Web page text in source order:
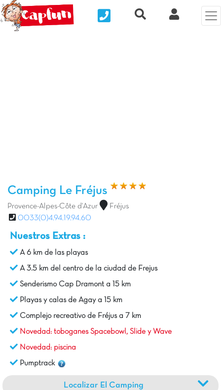
Nous contacterRecherche rapide
Mi
Camping Le Fréjus
Provence-Alpes-Côte d'Azur
Fréjus
0033(0)4.94.19.94.60
Nuestros Extras :
A 6 km de las playas
A 3.5 km del centro de la ciudad de Frejus
Senderismo Cap Dramont a 15 km
Playas y calas de Agay a 15 km
Complejo recreativo de Fréjus a 7 km
Novedad: toboganes Spacebowl, Slide y Wave
Novedad: piscina
Pumptrack
Localizar El Camping